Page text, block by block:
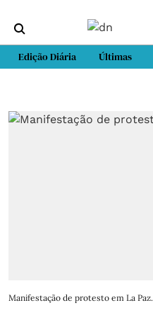
Edição Diária Últimas
Manifestação de protesto em La Paz.